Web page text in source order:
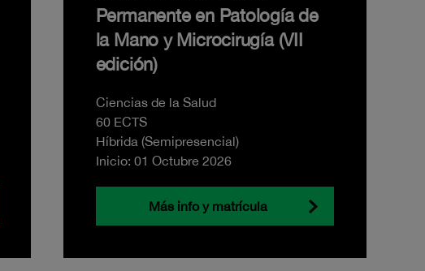
Permanente en Patología de
la Mano y Microcirugía (VII
edición)
Ciencias de la Salud
60 ECTS
Híbrida (Semipresencial)
Inicio: 01 Octubre 2026
Más info y matrícula